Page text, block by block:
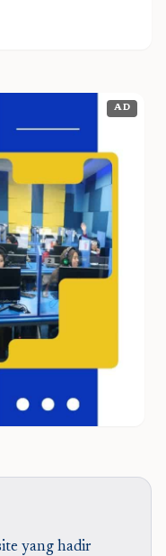
AD
yang hadir